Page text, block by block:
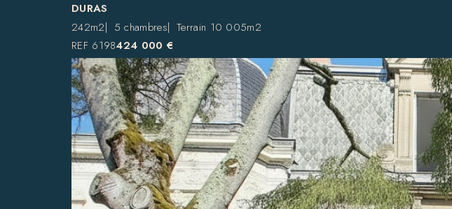
DURAS
242m2
5 chambres
Terrain 10 005m2
REF 6198424 000 €